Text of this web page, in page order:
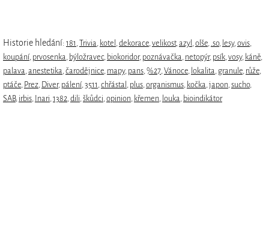
Historie hledání: 181 ,Trivia, kotel ,dekorace,velikost,azyl ,olše, .so, lesy,ovis,
koupání, prvosenka, býložravec, biokoridor, poznávačka, netopýr, psík,vosy, káně,
palava,anestetika,čarodějnice, mapy, pans,%27,Vánoce, lokalita, granule, růže,
ptáče, Prez, Diver, pálení,3511 ,chřástal , plus,organismus, kočka,japon,sucho,
SAB, irbis, Inari,1382,dili,škůdci,opinion, křemen, louka, bioindikátor